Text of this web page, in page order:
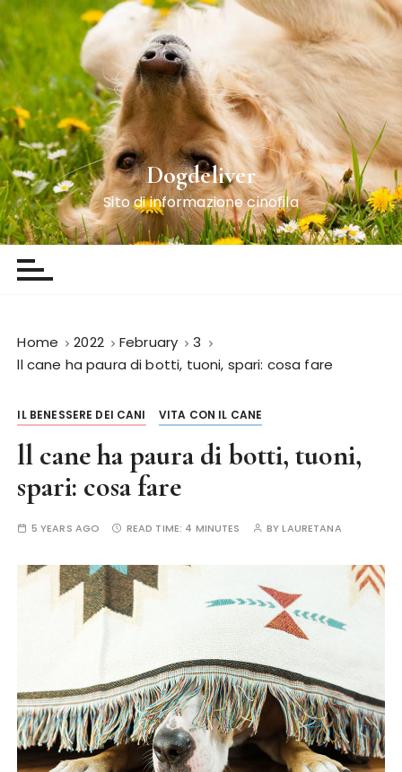
S
k
i
p
t
o
c
o
n
t
e
Dogdeliver
Sito di informazione cinofila
Home 2022 February
3
ll cane ha paura di botti, tuoni, spari: cosa fare
IL BENESSERE DEI CANI VITA CON IL CANE
ll cane ha paura di botti, tuoni,
spari: cosa fare
5 YEARS AGO READ TIME: 4 MINUTES BYLAURETANA